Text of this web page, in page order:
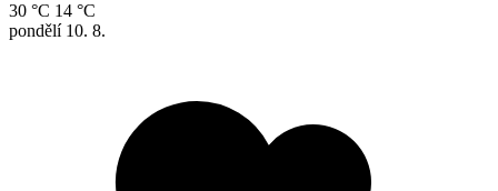
30 °C 14 °C
pondělí 10. 8.